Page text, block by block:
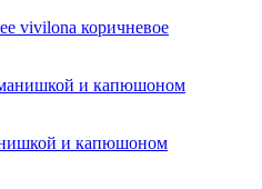
vivilona коричневое
и капюшоном